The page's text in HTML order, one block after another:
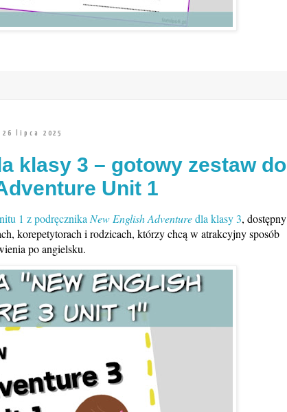
lipca 2025
klasy 3 – gotowy zestaw do
Unit 1
1 z podręcznikaNew English Adventuredla klasy 3, dostępny
korepetytorach i rodzicach, którzy chcą w atrakcyjny sposób
po angielsku.